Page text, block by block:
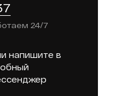
24/7
напишите в